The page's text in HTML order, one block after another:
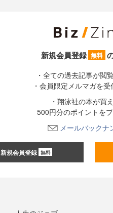
新規会員登録 無料
・全ての過去記事が閲
・会員限定メルマガを
・翔泳社の本が買
500円分のポイントを
メールバックナ
新規会員登録 無料